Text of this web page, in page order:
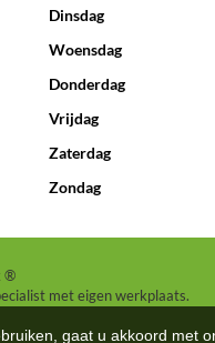
Dinsdag
Woensdag
Donderdag
Vrijdag
Zaterdag
Zondag
®
met eigen werkplaats.
gaat u akkoord met